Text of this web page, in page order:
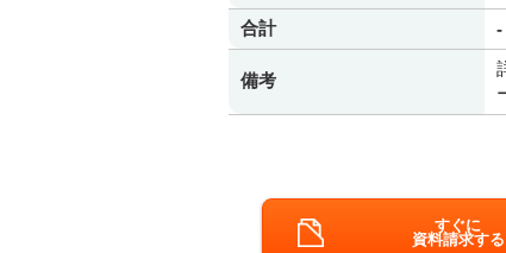
合計
-
備考
すぐに
資料請求する